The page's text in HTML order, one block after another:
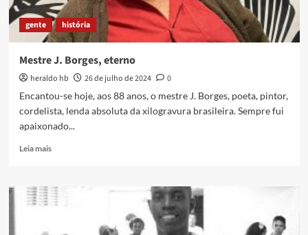
quadra
gente história
Mestre J. Borges, eterno
heraldo hb 26 de julho de 2024
0
Encantou-se hoje, aos 88 anos, o mestre J. Borges, poeta, pintor,
cordelista, lenda absoluta da xilogravura brasileira. Sempre fui
apaixonado...
Leia maisRead
Mestre
J.